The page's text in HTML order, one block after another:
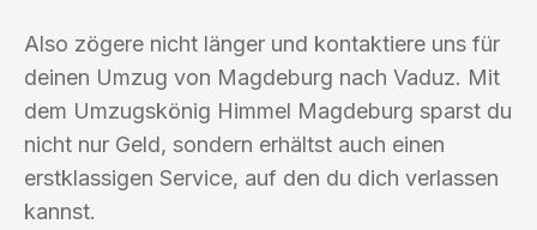
Also zögere nicht länger und kontaktiere uns für
deinen Umzug von Magdeburg nach Vaduz. Mit
dem Umzugskönig Himmel Magdeburg sparst du
nicht nur Geld, sondern erhältst auch einen
erstklassigen Service, auf den du dich verlassen
kannst.